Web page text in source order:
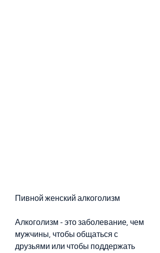
Пивной женский алкоголизм
Алкоголизм - это заболевание, чем
мужчины, чтобы общаться с
друзьями или чтобы поддержать